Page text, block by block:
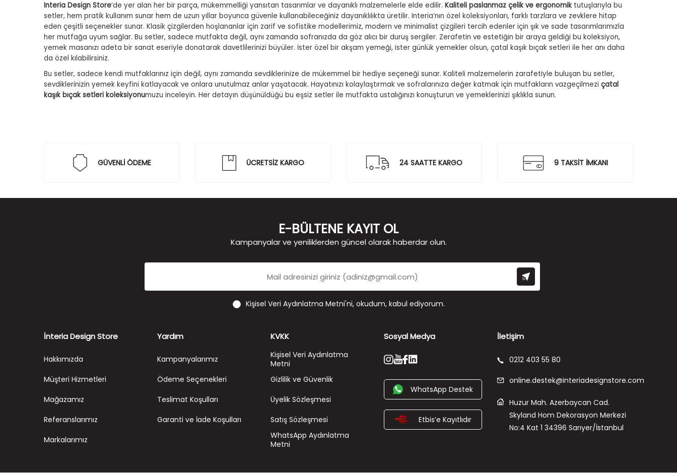
Interia Design Store’de yer alan her bir parça, mükemmelliği yansıtan tasarımlar ve dayanıklı malzemelerle elde edilir. Kaliteli paslanmaz çelik ve ergonomik tutuşlarıyla bu
setler, hem pratik kullanım sunar hem de uzun yıllar boyunca güvenle kullanabileceğiniz dayanıklılıkta üretilir. Interia’nın özel koleksiyonları, farklı tarzlara ve zevklere hitap
eden çeşitli seçenekler sunar. Klasik çizgilerden hoşlananlar için zarif ve sofistike modellerimiz, modern ve minimalist çizgileri tercih edenler için şık ve sade tasarımlarımızla
her mutfağa uyum sağlar. Bu setler, sadece mutfakta değil, aynı zamanda sofranızda da göz alıcı bir duruş sergiler. Zerafetin ve estetiğin bir araya geldiği bu koleksiyon,
yemek masanızı adeta bir sanat eseriyle donatarak davetlilerinizi büyüler. İster özel bir akşam yemeği, ister günlük yemekler olsun, çatal kaşık bıçak setleri ile her anı daha
da özel kılabilirsiniz.
Bu setler, sadece kendi mutfaklarınız için değil, aynı zamanda sevdiklerinize de mükemmel bir hediye seçeneği sunar. Kaliteli malzemelerin zarafetiyle buluşan bu setler,
sevdiklerinizin yemek keyfini katlayacak ve onlara unutulmaz anlar yaşatacak. Hayatınızı kolaylaştırmak ve sofralarınıza değer katmak için mutfakların vazgeçilmezi çatal
kaşık bıçak setleri koleksiyonumuzu inceleyin. Her detayın düşünüldüğü bu eşsiz setler ile mutfakta ustalığınızı konuşturun ve yemeklerinizi şıklıkla sunun.
GÜVENLİ ÖDEME ÜCRETSİZ KARGO 24 SAATTE KARGO 9 TAKSİT İMKANI
E-BÜLTENE KAYIT OL
Kampanyalar ve yeniliklerden güncel olarak haberdar olun.
Kişisel Veri Aydınlatma Metni'ni, okudum, kabul ediyorum.
İnteria Design Store
Hakkımızda
Müşteri Hizmetleri
Mağazamız
Referanslarımız
Markalarımız
Yardım
Kampanyalarımız
Ödeme Seçenekleri
Teslimat Koşulları
Garanti ve İade Koşulları
KVKK
Kişisel Veri Aydınlatma
Metni
Gizlilik ve Güvenlik
Üyelik Sözleşmesi
Satış Sözleşmesi
WhatsApp Aydınlatma
Metni
Sosyal Medya
WhatsApp Destek
Etbis’e Kayıtlıdır
İletişim
0212 403 55 80
online.destek@interiadesignstore.com
Huzur Mah. Azerbaycan Cad.
Skyland Hom Dekorasyon Merkezi
No:4 Kat 1 34396 Sarıyer/İstanbul